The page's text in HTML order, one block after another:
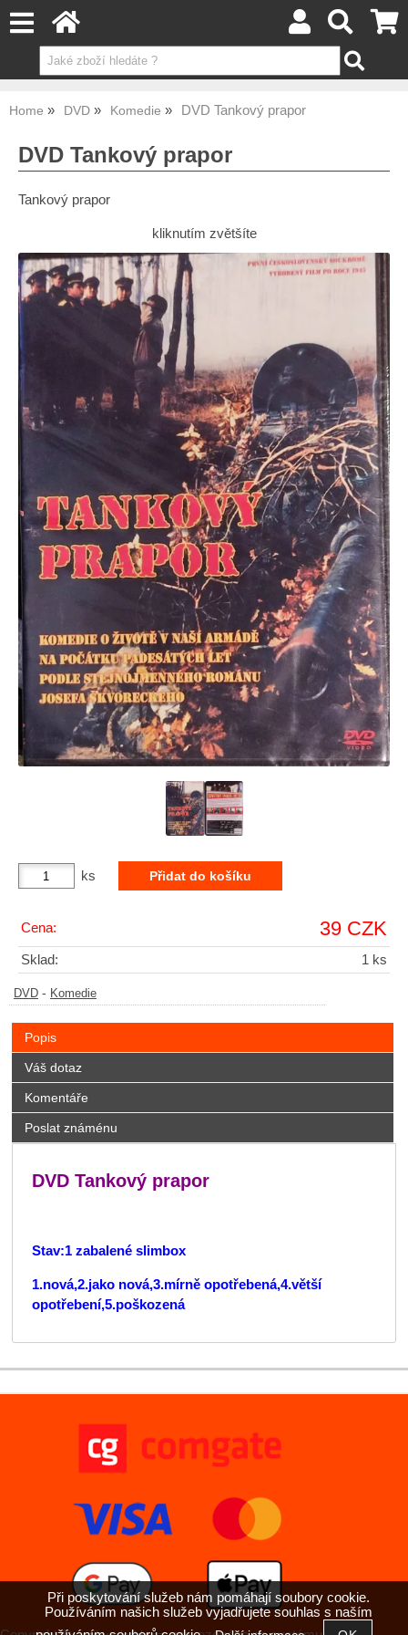
Home DVD Komedie DVD Tankový prapor
DVD Tankový prapor
Tankový prapor
kliknutím zvětšíte
ks
Cena: 39 CZK
Sklad: 1 ks
DVD - Komedie
Popis
Váš dotaz
Komentáře
Poslat známénu
DVD Tankový prapor
Stav:1 zabalené slimbox
1.nová,2.jako nová,3.mírně opotřebená,4.větší
opotřebení,5.poškozená
Při poskytování služeb nám pomáhají soubory cookie.
Používáním našich služeb vyjadřujete souhlas s naším